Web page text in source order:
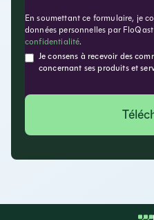
En soumettant ce formulaire, je
données personnelles par
confidentialité.
Je consens à recevoir des
concernant ses produits et